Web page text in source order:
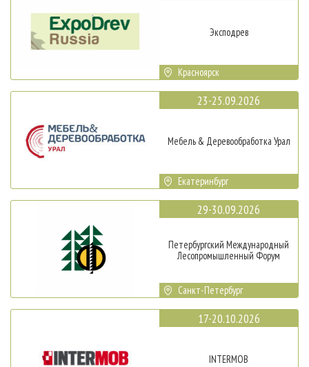
Эксподрев
Красноярск
23-25.09.2026
Мебель & Деревообработка Урал
Екатеринбург
29-30.09.2026
Петербургский Международный
Лесопромышленный Форум
Санкт-Петербург
17-20.10.2026
INTERMOB